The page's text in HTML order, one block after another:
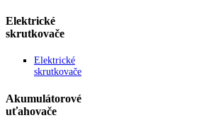
Elektrické
skrutkovače
Elektrické
skrutkovače
Akumulátorové
uťahovače